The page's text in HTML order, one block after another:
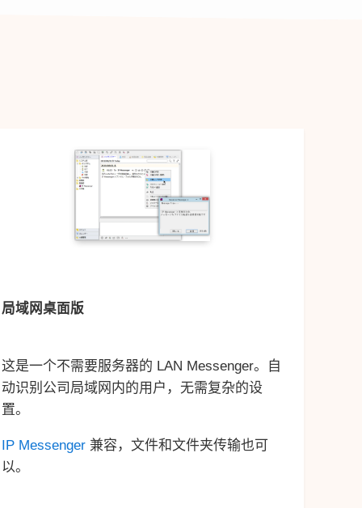
局域网桌面版
这是一个不需要服务器的 LAN Messenger。自
动识别公司局域网内的用户，无需复杂的设
置。
IP Messenger兼容，文件和文件夹传输也可
以。